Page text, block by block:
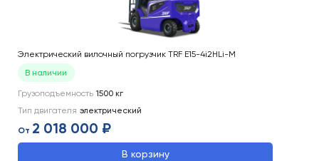
Электрический вилочный погрузчик TRF E15-4i2HLi-M
В наличии
Грузоподъемность 1500 кг
Тип двигателя электрический
От 2 018 000 ₽
В корзину